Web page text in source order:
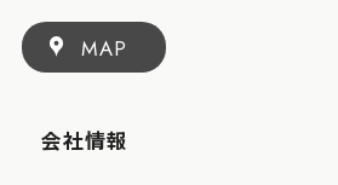
MAP
会社情報